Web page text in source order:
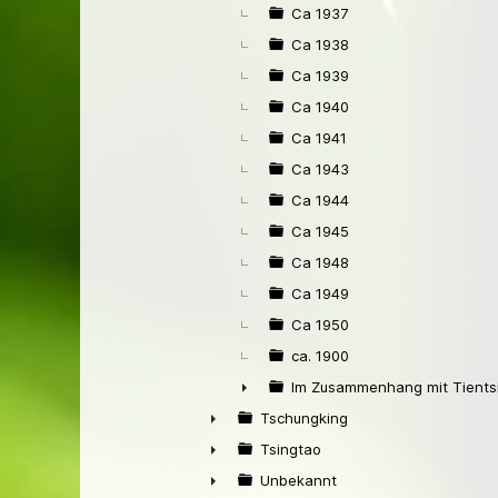
Ca 1937
Ca 1938
Ca 1939
Ca 1940
Ca 1941
Ca 1943
Ca 1944
Ca 1945
Ca 1948
Ca 1949
Ca 1950
ca. 1900
►
Im Zusammenhang mit
►
Tschungking
►
Tsingtao
Unbekannt